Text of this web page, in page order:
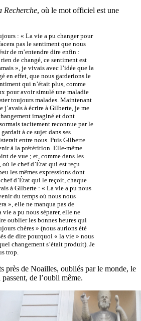
Recherche, où le mot officiel est une
: « La vie a pu changer pour
pas le sentiment que nous
de m’entendre dire enfin :
de changé, ce sentiment est
», je vivais avec l’idée que la
en effet, que nous garderions le
qui n’était plus, comme
pour avoir simulé une maladie
toujours malades. Maintenant
j’avais à écrire à Gilberte, je me
imaginé et dont
tacitement reconnue par le
à ce sujet dans ses
entre nous. Puis Gilberte
à la prétérition. Elle-même
de vue ; et, comme dans les
, où le chef d’État qui est reçu
les mêmes expressions dont
d’État qui le reçoit, chaque
à Gilberte : « La vie a pu nous
du temps où nous nous
», elle ne manqua pas de
vie a pu nous séparer, elle ne
oublier les bonnes heures qui
chères » (nous aurions été
de dire pourquoi « la vie » nous
changement s’était produit). Je
trop.
près de Noailles, oubliés par le monde, le
de l’oubli même.